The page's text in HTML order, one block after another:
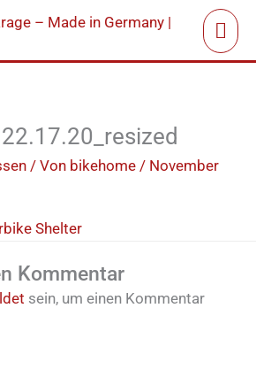
/ Von bikehome / November
Kommentar
sein, um einen Kommentar